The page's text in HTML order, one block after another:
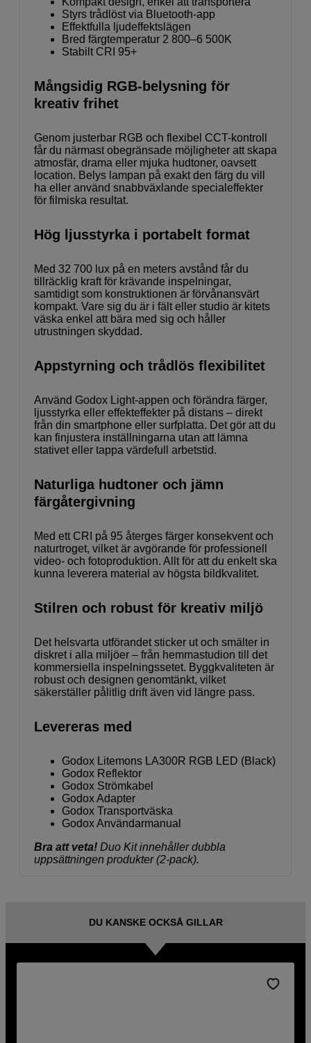
Styrs trådlöst via Bluetooth-app
Effektfulla ljudeffektslägen
Bred färgtemperatur 2 800–6 500K
Stabilt CRI 95+
Mångsidig RGB-belysning för
kreativ frihet
Genom justerbar RGB och flexibel CCT-kontroll
får du närmast obegränsade möjligheter att skapa
atmosfär, drama eller mjuka hudtoner, oavsett
location. Belys lampan på exakt den färg du vill
ha eller använd snabbväxlande specialeffekter
för filmiska resultat.
Hög ljusstyrka i portabelt format
Med 32 700 lux på en meters avstånd får du
tillräcklig kraft för krävande inspelningar,
samtidigt som konstruktionen är förvånansvärt
kompakt. Vare sig du är i fält eller studio är kitets
väska enkel att bära med sig och håller
utrustningen skyddad.
Appstyrning och trådlös flexibilitet
Använd Godox Light-appen och förändra färger,
ljusstyrka eller effekteffekter på distans – direkt
från din smartphone eller surfplatta. Det gör att du
kan finjustera inställningarna utan att lämna
stativet eller tappa värdefull arbetstid.
Naturliga hudtoner och jämn
färgåtergivning
Med ett CRI på 95 återges färger konsekvent och
naturtroget, vilket är avgörande för professionell
video- och fotoproduktion. Allt för att du enkelt ska
kunna leverera material av högsta bildkvalitet.
Stilren och robust för kreativ miljö
Det helsvarta utförandet sticker ut och smälter in
diskret i alla miljöer – från hemmastudion till det
kommersiella inspelningssetet. Byggkvaliteten är
robust och designen genomtänkt, vilket
säkerställer pålitlig drift även vid längre pass.
Levereras med
Godox Litemons LA300R RGB LED (Black)
Godox Reflektor
Godox Strömkabel
Godox Adapter
Godox Transportväska
Godox Användarmanual
Bra att veta! Duo Kit innehåller dubbla
uppsättningen produkter (2-pack).
DU KANSKE OCKSÅ GILLAR